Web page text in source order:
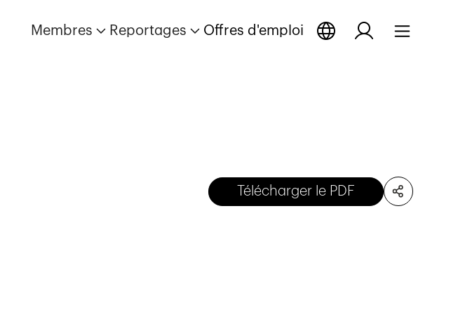
Membres Reportages Offres d'emploi
Télécharger le PDF